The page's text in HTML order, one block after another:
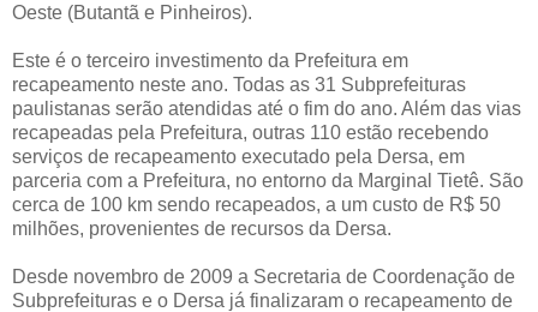
Oeste (Butantã e Pinheiros).
Este é o terceiro investimento da Prefeitura em
recapeamento neste ano. Todas as 31 Subprefeituras
paulistanas serão atendidas até o fim do ano. Além das vias
recapeadas pela Prefeitura, outras 110 estão recebendo
serviços de recapeamento executado pela Dersa, em
parceria com a Prefeitura, no entorno da Marginal Tietê. São
cerca de 100 km sendo recapeados, a um custo de R$ 50
milhões, provenientes de recursos da Dersa.
Desde novembro de 2009 a Secretaria de Coordenação de
Subprefeituras e o Dersa já finalizaram o recapeamento de